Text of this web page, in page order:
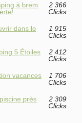
à brem
2 366
Clicks
dans le
1 915
Clicks
5 Étoiles
2 412
Clicks
vacances
1 706
Clicks
près
2 309
Clicks